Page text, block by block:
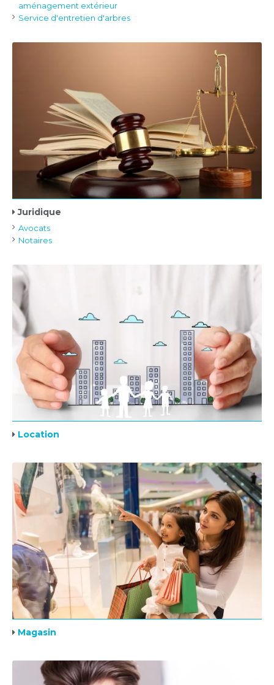
aménagement extérieur
Service d'entretien d'arbres
Juridique
Avocats
Notaires
Location
Magasin